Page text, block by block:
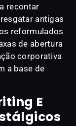
recontar
antigas
reformulados
de abertura
corporativa
a base de
E